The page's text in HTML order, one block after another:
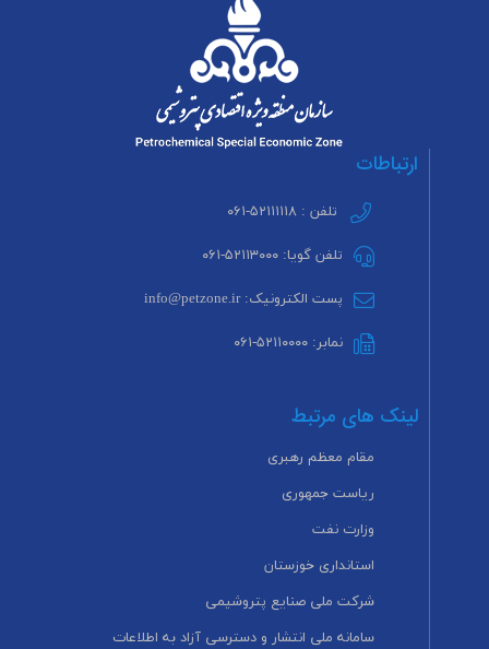
ارتباطات
تلفن : ۵۲۱۱۱۱۱۸-۰۶۱
تلفن گویا: ۵۲۱۱۳۰۰۰-۰۶۱
پست الکترونیک: info@petzone.ir
نمابر: ۵۲۱۱۰۰۰۰-۰۶۱
لینک های مرتبط
مقام معظم رهبری
ریاست جمهوری
وزارت نفت
استانداری خوزستان
شرکت ملی صنایع پتروشیمی
سامانه ملی انتشار و دسترسی آزاد به اطلاعات